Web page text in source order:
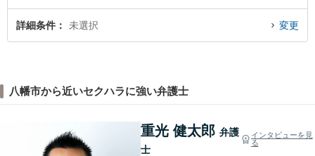
詳細条件 未選択 変更
八幡市から近いセクハラに強い弁護士
重光 健太郎 弁護
士
インタビューを見
る